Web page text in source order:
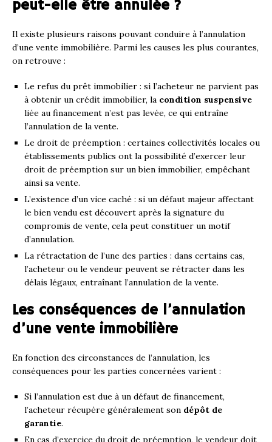
peut-elle être annulée ?
Il existe plusieurs raisons pouvant conduire à l’annulation
d’une vente immobilière. Parmi les causes les plus courantes,
on retrouve :
Le refus du prêt immobilier : si l’acheteur ne parvient pas
à obtenir un crédit immobilier, la condition suspensive
liée au financement n’est pas levée, ce qui entraîne
l’annulation de la vente.
Le droit de préemption : certaines collectivités locales ou
établissements publics ont la possibilité d’exercer leur
droit de préemption sur un bien immobilier, empêchant
ainsi sa vente.
L’existence d’un vice caché : si un défaut majeur affectant
le bien vendu est découvert après la signature du
compromis de vente, cela peut constituer un motif
d’annulation.
La rétractation de l’une des parties : dans certains cas,
l’acheteur ou le vendeur peuvent se rétracter dans les
délais légaux, entraînant l’annulation de la vente.
Les conséquences de l’annulation
d’une vente immobilière
En fonction des circonstances de l’annulation, les
conséquences pour les parties concernées varient :
Si l’annulation est due à un défaut de financement,
l’acheteur récupère généralement son dépôt de
garantie.
En cas d’exercice du droit de préemption, le vendeur doit